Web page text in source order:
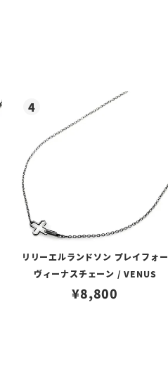
リリーエルランドソン プレイフォー
ヴィーナスチェーン / VENUS
¥8,800